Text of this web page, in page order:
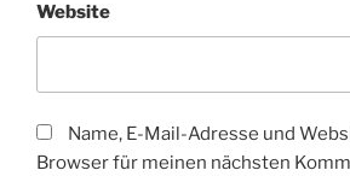
Website
Name, E-Mail-Adresse und
Browser für meinen nächsten